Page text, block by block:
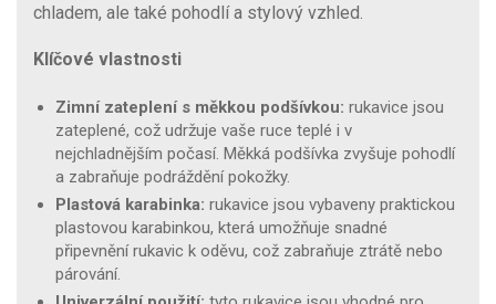
chladem, ale také pohodlí a stylový vzhled.
Klíčové vlastnosti
Zimní zateplení s měkkou podšívkou: rukavice jsou
zateplené, což udržuje vaše ruce teplé i v
nejchladnějším počasí. Měkká podšívka zvyšuje pohodlí
a zabraňuje podráždění pokožky.
Plastová karabinka: rukavice jsou vybaveny praktickou
plastovou karabinkou, která umožňuje snadné
připevnění rukavic k oděvu, což zabraňuje ztrátě nebo
párování.